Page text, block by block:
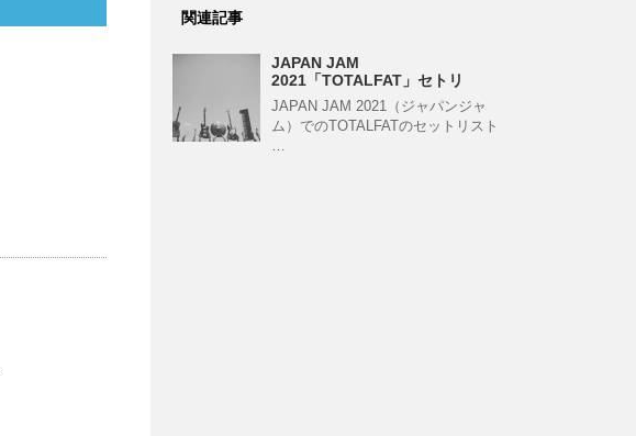
関連記事
JAPAN JAM
2021「TOTALFAT」セトリ
JAPAN JAM 2021（ジャパンジャ
ム）でのTOTALFATのセットリスト
…